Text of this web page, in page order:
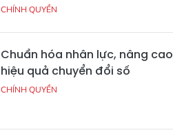
CHÍNH QUYỀN
Chuẩn hóa nhân lực, nâng cao
hiệu quả chuyển đổi số
CHÍNH QUYỀN